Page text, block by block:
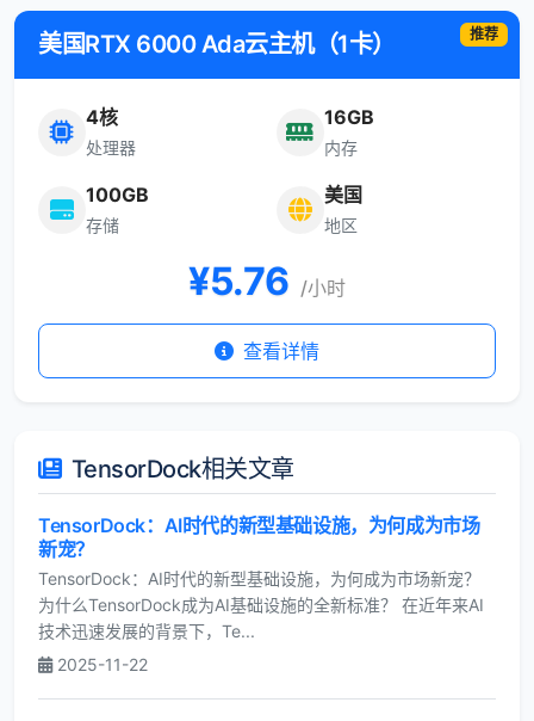
推荐
美国RTX 6000 Ada云主机（1卡）
4核
处理器
16GB
内存
100GB
存储
美国
地区
¥5.76 /小时
查看详情
TensorDock相关文章
TensorDock：AI时代的新型基础设施，为何成为市场
新宠？
TensorDock：AI时代的新型基础设施，为何成为市场新宠？
为什么TensorDock成为AI基础设施的全新标准？ 在近年来AI
技术迅速发展的背景下，Te...
2025-11-22